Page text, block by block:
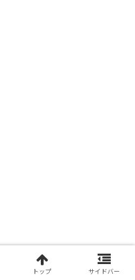
トップ サイドバー